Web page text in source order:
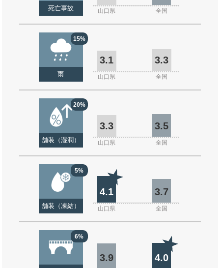
死亡事故 山口県 全国
15%
雨
3.1 3.3
山口県 全国
20%
舗装（湿潤）
3.3 3.5
山口県 全国
5%
舗装（凍結）
4.1 3.7
山口県 全国
6%
3.9 4.0